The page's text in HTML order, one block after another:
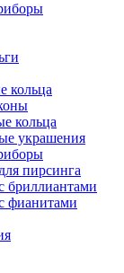
кольца
кольца
украшения
пирсинга
бриллиантами
фианитами